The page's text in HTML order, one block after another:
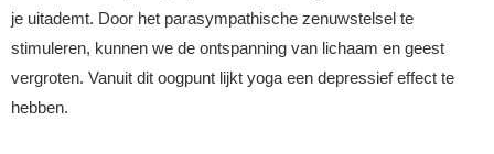
je uitademt. Door het parasympathische zenuwstelsel te
stimuleren, kunnen we de ontspanning van lichaam en geest
vergroten. Vanuit dit oogpunt lijkt yoga een depressief effect te
hebben.